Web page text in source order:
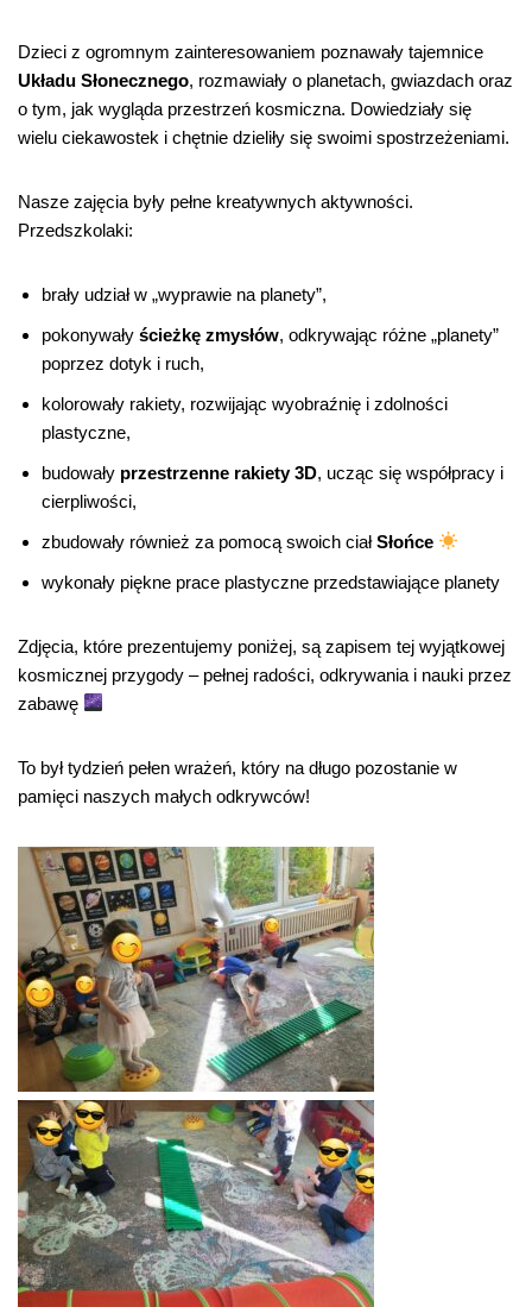
Dzieci z ogromnym zainteresowaniem poznawały tajemnice
Układu Słonecznego, rozmawiały o planetach, gwiazdach oraz
o tym, jak wygląda przestrzeń kosmiczna. Dowiedziały się
wielu ciekawostek i chętnie dzieliły się swoimi spostrzeżeniami.
Nasze zajęcia były pełne kreatywnych aktywności.
Przedszkolaki:
brały udział w „wyprawie na planety”,
pokonywały ścieżkę zmysłów, odkrywając różne „planety”
poprzez dotyk i ruch,
kolorowały rakiety, rozwijając wyobraźnię i zdolności
plastyczne,
budowały przestrzenne rakiety 3D, ucząc się współpracy i
cierpliwości,
zbudowały również za pomocą swoich ciałSłońce
wykonały piękne prace plastyczne przedstawiające planety
Zdjęcia, które prezentujemy poniżej, są zapisem tej wyjątkowej
kosmicznej przygody – pełnej radości, odkrywania i nauki przez
zabawę
To był tydzień pełen wrażeń, który na długo pozostanie w
pamięci naszych małych odkrywców!